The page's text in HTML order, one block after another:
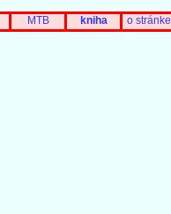
MTB kniha o stránke